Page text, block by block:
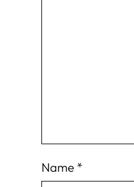
Name *